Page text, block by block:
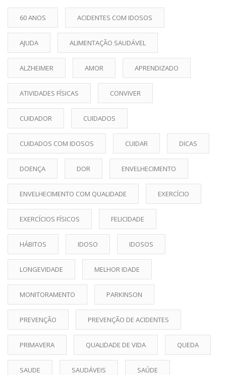
60 ANOS ACIDENTES COM IDOSOS
AJUDA ALIMENTAÇÃO SAUDÁVEL
ALZHEIMER AMOR APRENDIZADO
ATIVIDADES FÍSICAS CONVIVER
CUIDADOR CUIDADOS
CUIDADOS COM IDOSOS CUIDAR DICAS
DOENÇA DOR ENVELHECIMENTO
ENVELHECIMENTO COM QUALIDADE EXERCÍCIO
EXERCÍCIOS FÍSICOS FELICIDADE
HÁBITOS IDOSO IDOSOS
LONGEVIDADE MELHOR IDADE
MONITORAMENTO PARKINSON
PREVENÇÃO PREVENÇÃO DE ACIDENTES
PRIMAVERA QUALIDADE DE VIDA QUEDA
SAUDE SAUDÁVEIS SAÚDE